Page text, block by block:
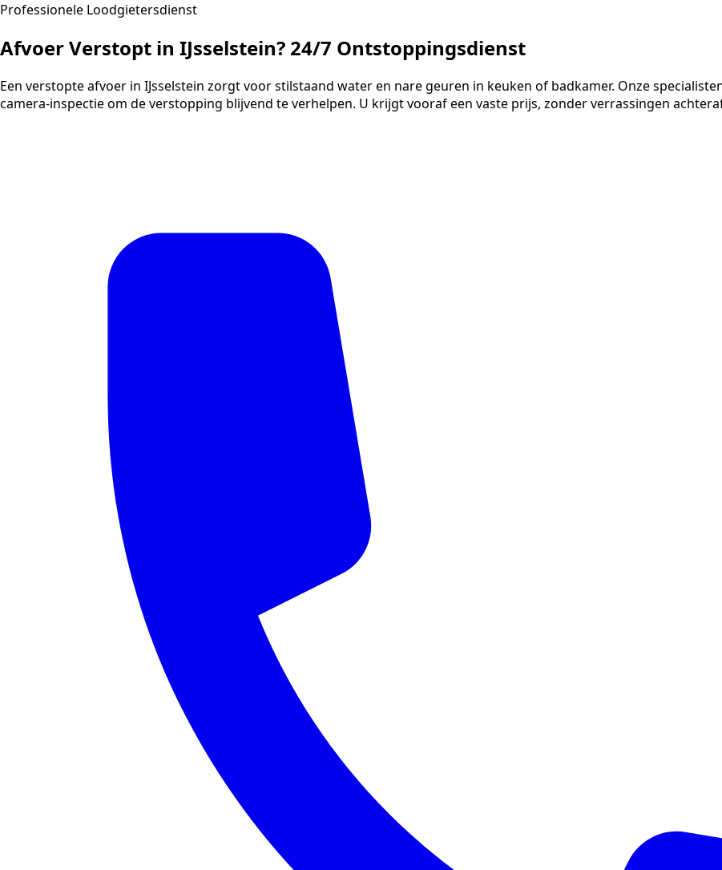
Professionele Loodgietersdienst
Afvoer Verstopt in IJsselstein? 24/7 Ontstoppingsdienst
Een verstopte afvoer in IJsselstein zorgt voor stilstaand water en nare geuren in keuken of badkamer. Onze
camera-inspectie om de verstopping blijvend te verhelpen. U krijgt vooraf een vaste prijs, zonder verrassingen